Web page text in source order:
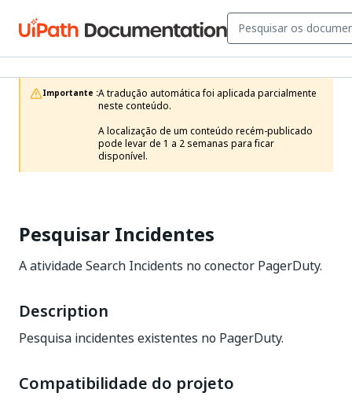
Importante :A tradução automática foi aplicada parcialmente
neste conteúdo.
A localização de um conteúdo recém-publicado
pode levar de 1 a 2 semanas para ficar
disponível.
Pesquisar Incidentes
A atividade Search Incidents no conector PagerDuty.
Description
Pesquisa incidentes existentes no PagerDuty.
Compatibilidade do projeto